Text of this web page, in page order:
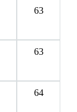
63
63
64